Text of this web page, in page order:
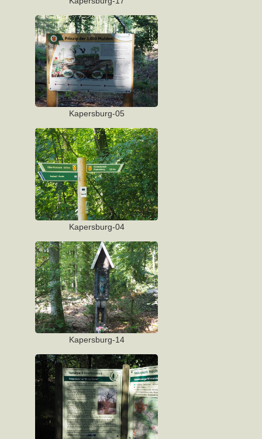
Kapersburg-05
Kapersburg-04
Kapersburg-14